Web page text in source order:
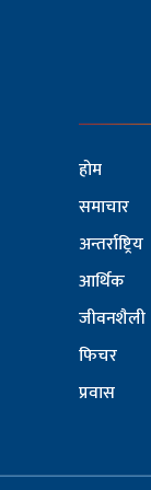
होम
समाचार
अन्तर्राष्ट्रिय
आर्थिक
जीवनशैली
फिचर
प्रवास